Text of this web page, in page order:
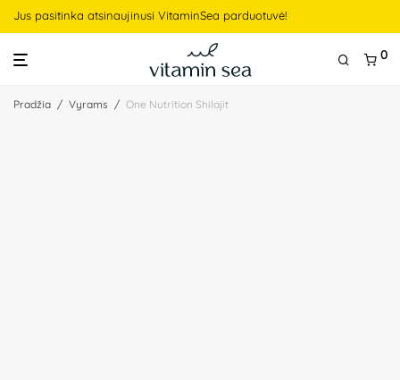
Jus pasitinka atsinaujinusi VitaminSea parduotuvė!
0
Pradžia / Vyrams / One Nutrition Shilajit